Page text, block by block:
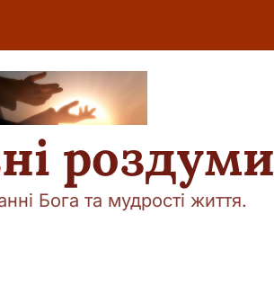
роздуми
Бога та мудрості життя.